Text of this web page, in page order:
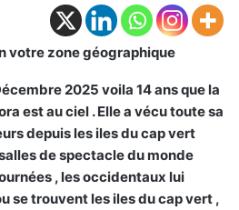
votre zone géographique
2025 voila 14 ans que la
est au ciel . Elle a vécu toute sa
depuis les iles du cap vert
de spectacle du monde
, les occidentaux lui
se trouvent les iles du cap vert ,